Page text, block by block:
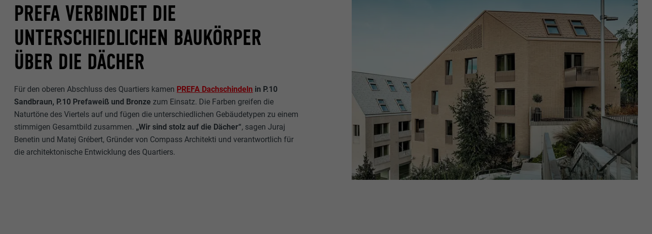
PREFA VERBINDET DIE
UNTERSCHIEDLICHEN BAUKÖRPER
ÜBER DIE DÄCHER
Für den oberen Abschluss des Quartiers kamen PREFA Dachschindeln in P.10
Sandbraun, P.10 Prefaweiß und Bronze zum Einsatz. Die Farben greifen die
Naturtöne des Viertels auf und fügen die unterschiedlichen Gebäudetypen zu einem
stimmigen Gesamtbild zusammen. „Wir sind stolz auf die Dächer“, sagen Juraj
Benetin und Matej Grébert, Gründer von Compass Architekti und verantwortlich für
die architektonische Entwicklung des Quartiers.